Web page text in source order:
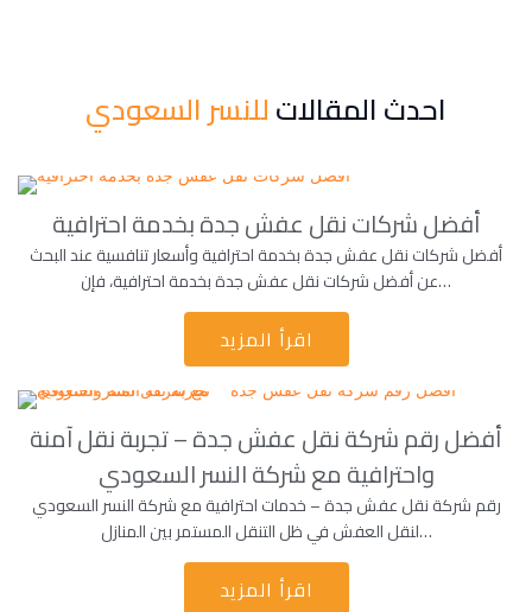
احدث المقالاتللنسر السعودي
أفضل شركات نقل عفش جدة بخدمة احترافية
أفضل شركات نقل عفش جدة بخدمة احترافية وأسعار تنافسية عند البحث
عن أفضل شركات نقل عفش جدة بخدمة احترافية، فإن…
اقرأ المزيد
أفضل رقم شركة نقل عفش جدة – تجربة نقل آمنة
واحترافية مع شركة النسر السعودي
رقم شركة نقل عفش جدة – خدمات احترافية مع شركة النسر السعودي
لنقل العفش في ظل التنقل المستمر بين المنازل…
اقرأ المزيد